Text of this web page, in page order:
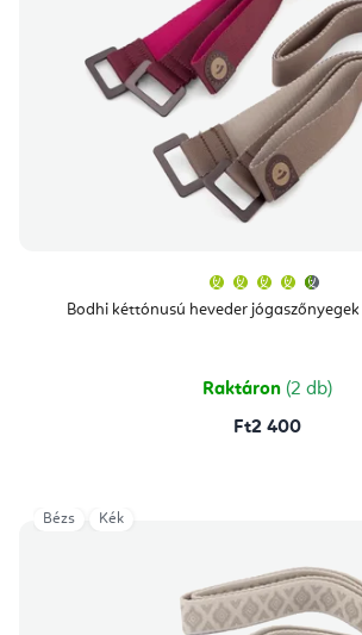
Bodhi kéttónusú heveder
Raktáron (2 db)
Ft2 400
Bézs Kék